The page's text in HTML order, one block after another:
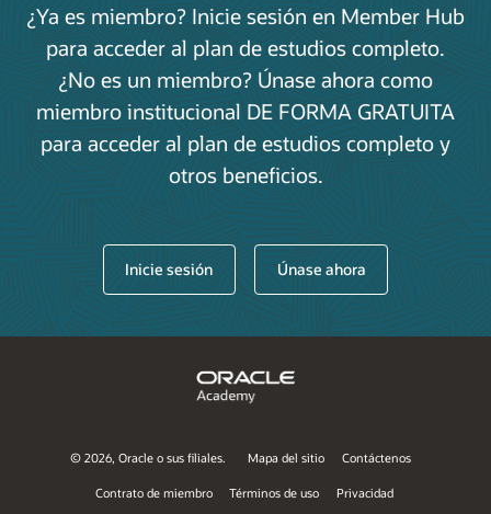
Oracle Cloud
Infrastructure
Foundations II
Plan de
estudios
90
Preparación
para los
exámenes de
certificación
OCI del
Centro de
Desarrollo
Profesional
certificación
OCI del Centro
de Desarrollo
Profesional
para la
certificación
7+
Associate,
OCI
Foundations
n/a n/a
¿Ya es miembro? Inicie sesión en Member Hub
para acceder al plan de estudios completo.
¿No es un miembro? Únase ahora como
miembro institucional DE FORMA GRATUITA
para acceder al plan de estudios completo y
otros beneficios.
Inicie sesión Únase ahora
©2026, Oracle o sus filiales. Mapa del sitio Contáctenos
Contrato de miembro Términos de uso Privacidad